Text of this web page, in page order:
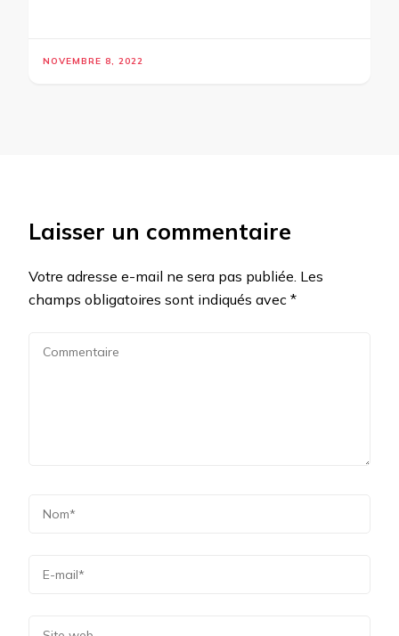
NOVEMBRE 8, 2022
Laisser un commentaire
Votre adresse e-mail ne sera pas publiée. Les
champs obligatoires sont indiqués avec *